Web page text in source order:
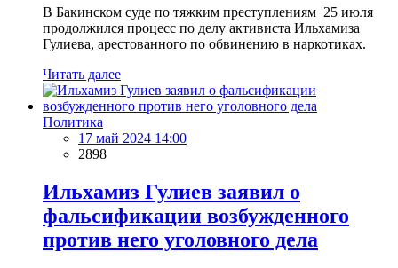
В Бакинском суде по тяжким преступлениям 25 июля
продолжился процесс по делу активиста Ильхамиза
Гулиева, арестованного по обвинению в наркотиках.
Читать далее
Политика
17 май 2024 14:00
2898
Ильхамиз Гулиев заявил о
фальсификации возбужденного
против него уголовного дела